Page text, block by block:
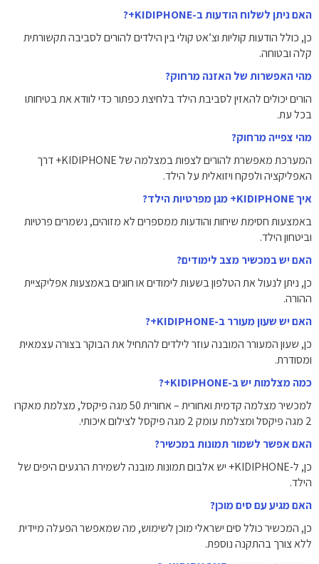
האם ניתן לשלוח הודעות ב-KIDIPHONE+?
כן, כולל הודעות קוליות וצ’אט קולי בין הילדים להורים לסביבה תקשורתית
קלה ובטוחה.
מהי האפשרות של האזנה מרחוק?
הורים יכולים להאזין לסביבת הילד בלחיצת כפתור כדי לוודא את בטיחותו
בכל עת.
מהי צפייה מרחוק?
המערכת מאפשרת להורים לצפות במצלמה של KIDIPHONE+ דרך
האפליקציה ולפקח ויזואלית על הילד.
איך KIDIPHONE+ מגן מפרטיות הילד?
באמצעות חסימת שיחות והודעות ממספרים לא מזוהים, נשמרים פרטיות
וביטחון הילד.
האם יש במכשיר מצב לימודים?
כן, ניתן לנעול את הטלפון בשעות לימודים או חוגים באמצעות אפליקציית
ההורה.
האם יש שעון מעורר ב-KIDIPHONE+?
כן, שעון המעורר המובנה עוזר לילדים להתחיל את הבוקר בצורה עצמאית
ומסודרת.
כמה מצלמות יש ב-KIDIPHONE+?
למכשיר מצלמה קדמית ואחורית – אחורית 50 מגה פיקסל, מצלמת מאקרו
2 מגה פיקסל ומצלמת עומק 2 מגה פיקסל לצילום איכותי.
האם אפשר לשמור תמונות במכשיר?
כן, ל-KIDIPHONE+ יש אלבום תמונות מובנה לשמירת הרגעים היפים של
הילד.
האם מגיע עם סים מוכן?
כן, המכשיר כולל סים ישראלי מוכן לשימוש, מה שמאפשר הפעלה מיידית
ללא צורך בהתקנה נוספת.